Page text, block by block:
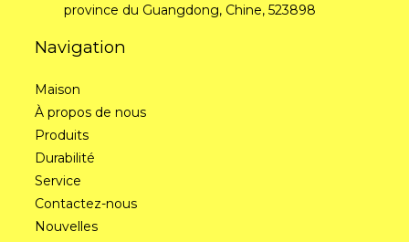
province du Guangdong, Chine, 523898
Navigation
Maison
À propos de nous
Produits
Durabilité
Service
Contactez-nous
Nouvelles